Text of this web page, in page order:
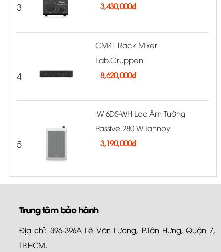
3
3,430,000₫
4
CM41 Rack Mixer
Lab.Gruppen
8,620,000₫
5
iW 6DS-WH Loa Âm Tường
Passive 280 W Tannoy
3,190,000₫
Trung tâm bảo hành
Địa chỉ: 396-396A Lê Văn Lương, P.Tân Hưng, Quận 7,
TP.HCM.